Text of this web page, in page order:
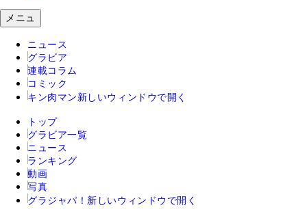
メニュ
ニュース
グラビア
連載コラム
コミック
キン肉マン 新しいウィンドウで開く
トップ
グラビア一覧
ニュース
ランキング
動画
写真
グラジャパ！ 新しいウィンドウで開く